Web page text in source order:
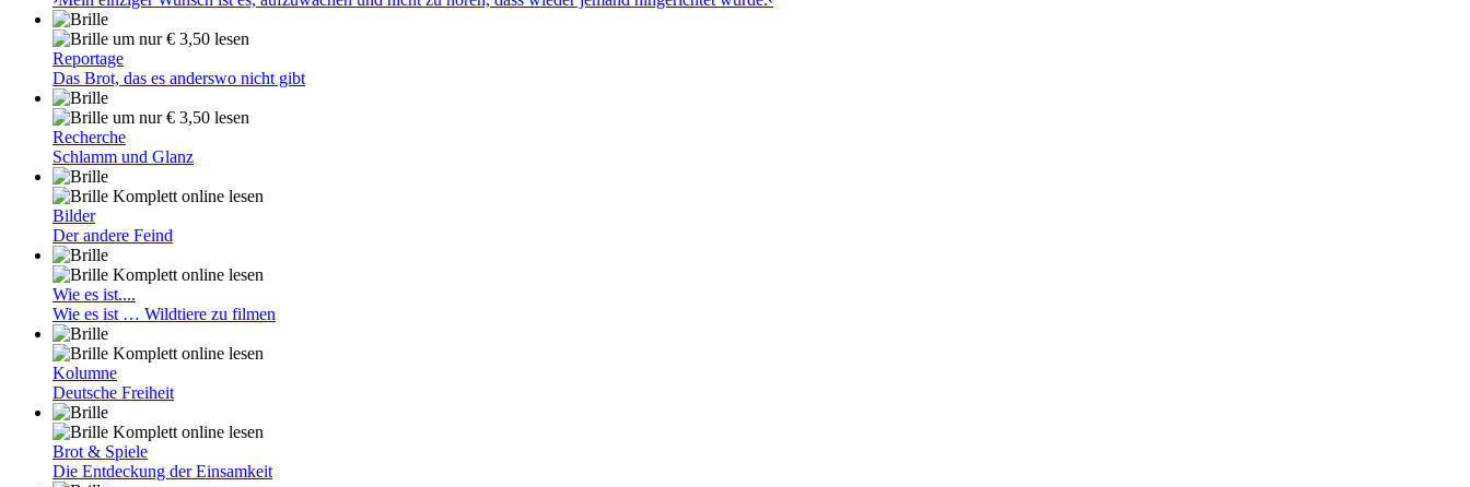
um nur € 3,50 lesen
Reportage
Das Brot, das es anderswo nicht gibt
um nur € 3,50 lesen
Recherche
Schlamm und Glanz
Komplett online lesen
Bilder
Der andere Feind
Komplett online lesen
Wie es ist....
Wie es ist … Wildtiere zu filmen
Komplett online lesen
Kolumne
Deutsche Freiheit
Komplett online lesen
Brot & Spiele
Die Entdeckung der Einsamkeit